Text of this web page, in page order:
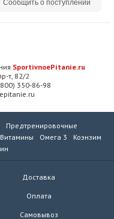
Сообщить о поступлении
SportivnoePitanie.ru
т, 82/2
350-86-98
Предтренировочные
Витамины Омега 3
Коэнзим
Доставка
Оплата
Самовывоз